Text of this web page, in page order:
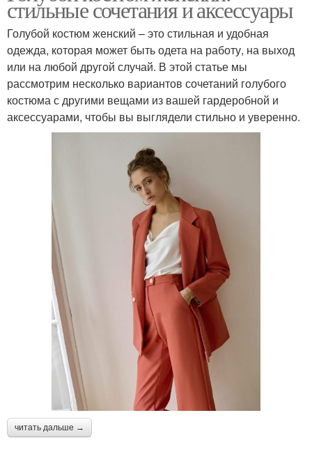
стильные сочетания и аксессуары
Голубой костюм женский – это стильная и удобная
одежда, которая может быть одета на работу, на выход
или на любой другой случай. В этой статье мы
рассмотрим несколько вариантов сочетаний голубого
костюма с другими вещами из вашей гардеробной и
аксессуарами, чтобы вы выглядели стильно и уверенно.
читать дальше →